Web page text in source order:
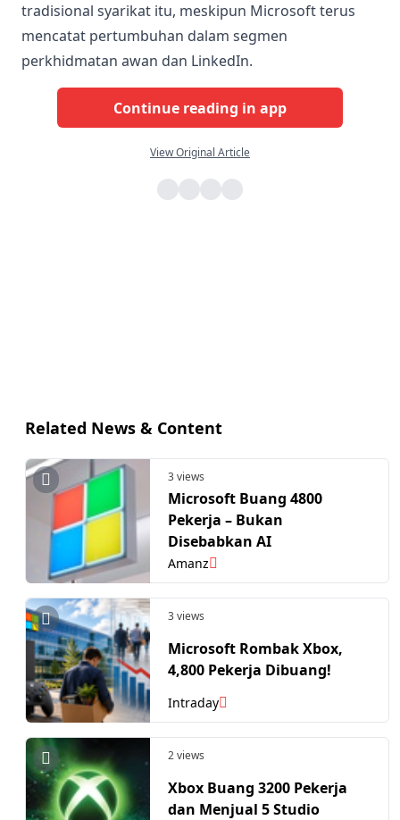
tradisional syarikat itu, meskipun Microsoft terus
mencatat pertumbuhan dalam segmen
perkhidmatan awan dan LinkedIn.
Continue reading in app
View Original Article
Related News & Content
3 views
Microsoft Buang 4800
Pekerja – Bukan
Disebabkan AI
Amanz
3 views
Microsoft Rombak Xbox,
4,800 Pekerja Dibuang!
Intraday
2 views
Xbox Buang 3200 Pekerja
dan Menjual 5 Studio